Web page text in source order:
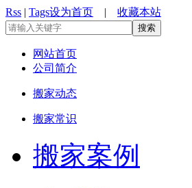
Rss | Tags设为首页 | 收藏本站
网站首页
公司简介
搬家动态
搬家常识
搬家案例